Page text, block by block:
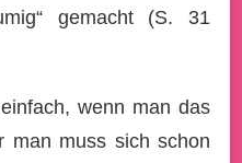
gemacht (S. 31
wenn man das
man muss sich schon